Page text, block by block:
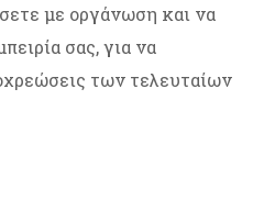
με οργάνωση και να
σας, για να
των τελευταίων